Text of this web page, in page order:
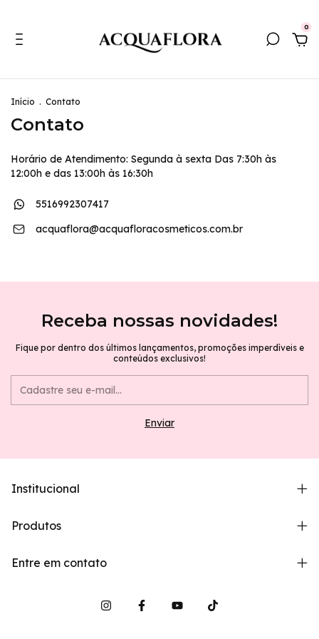
0
Início . Contato
Contato
Horário de Atendimento: Segunda à sexta Das 7:30h às
12:00h e das 13:00h às 16:30h
5516992307417
acquaflora@acquafloracosmeticos.com.br
Receba nossas novidades!
Fique por dentro dos últimos lançamentos, promoções imperdíveis e
conteúdos exclusivos!
Institucional
Produtos
Entre em contato